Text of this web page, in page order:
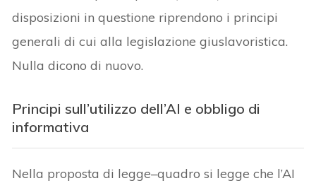
disposizioni in questione riprendono i principi
generali di cui alla legislazione giuslavoristica.
Nulla dicono di nuovo.
Principi sull’utilizzo dell’AI e obbligo di
informativa
Nella proposta di legge–quadro si legge che l’AI